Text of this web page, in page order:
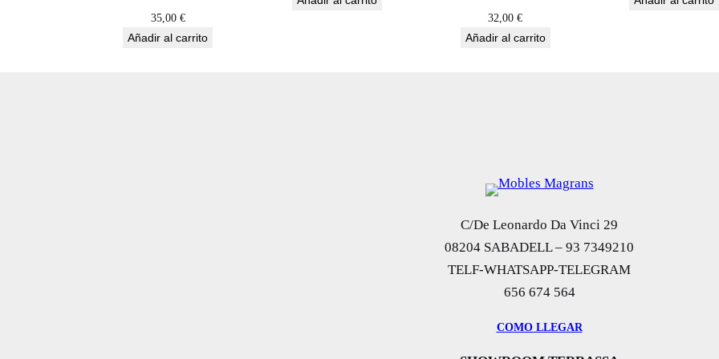
35,00 €
Añadir al carrito
32,00€
Añadir al carrito
C/De Leonardo Da Vinci 29
08204 SABADELL – 93 7349210
TELF-WHATSAPP-TELEGRAM
656 674 564
COMO LLEGAR